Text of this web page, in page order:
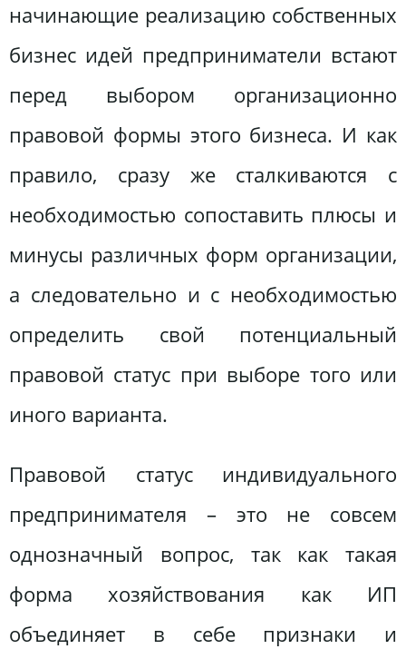
начинающие реализацию собственных
бизнес идей предприниматели встают
перед выбором организационно
правовой формы этого бизнеса. И как
правило, сразу же сталкиваются с
необходимостью сопоставить плюсы и
минусы различных форм организации,
а следовательно и с необходимостью
определить свой потенциальный
правовой статус при выборе того или
иного варианта.
Правовой статус индивидуального
предпринимателя – это не совсем
однозначный вопрос, так как такая
форма хозяйствования как ИП
объединяет в себе признаки и